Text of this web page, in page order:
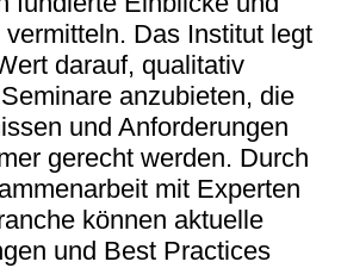
Das Institut legt
darauf, qualitativ
anzubieten, die
und Anforderungen
gerecht werden. Durch
mit Experten
können aktuelle
und Best Practices